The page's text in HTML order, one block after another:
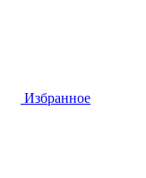
Избранное